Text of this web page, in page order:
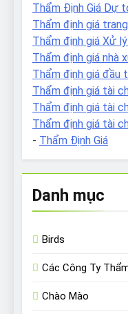
Thẩm Định Giá Dự
Thẩm định giá
Thẩm định giá Xử
Thẩm định giá nhà
Thẩm định giá đầu
Thẩm định giá tài
Thẩm định giá tài
Thẩm định giá tài
- Thẩm Định Giá
Danh mục
Birds
Các Công Ty
Chào Mào